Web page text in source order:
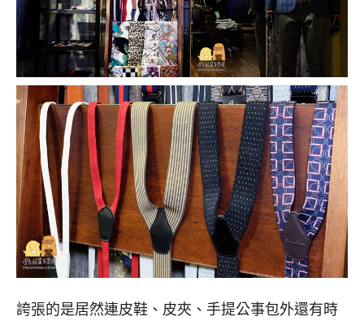
誇張的是居然連皮鞋、皮夾、手提公事包外還有時